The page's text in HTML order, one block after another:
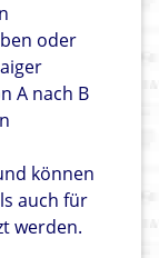
oder
A nach B
können
auch für
werden.